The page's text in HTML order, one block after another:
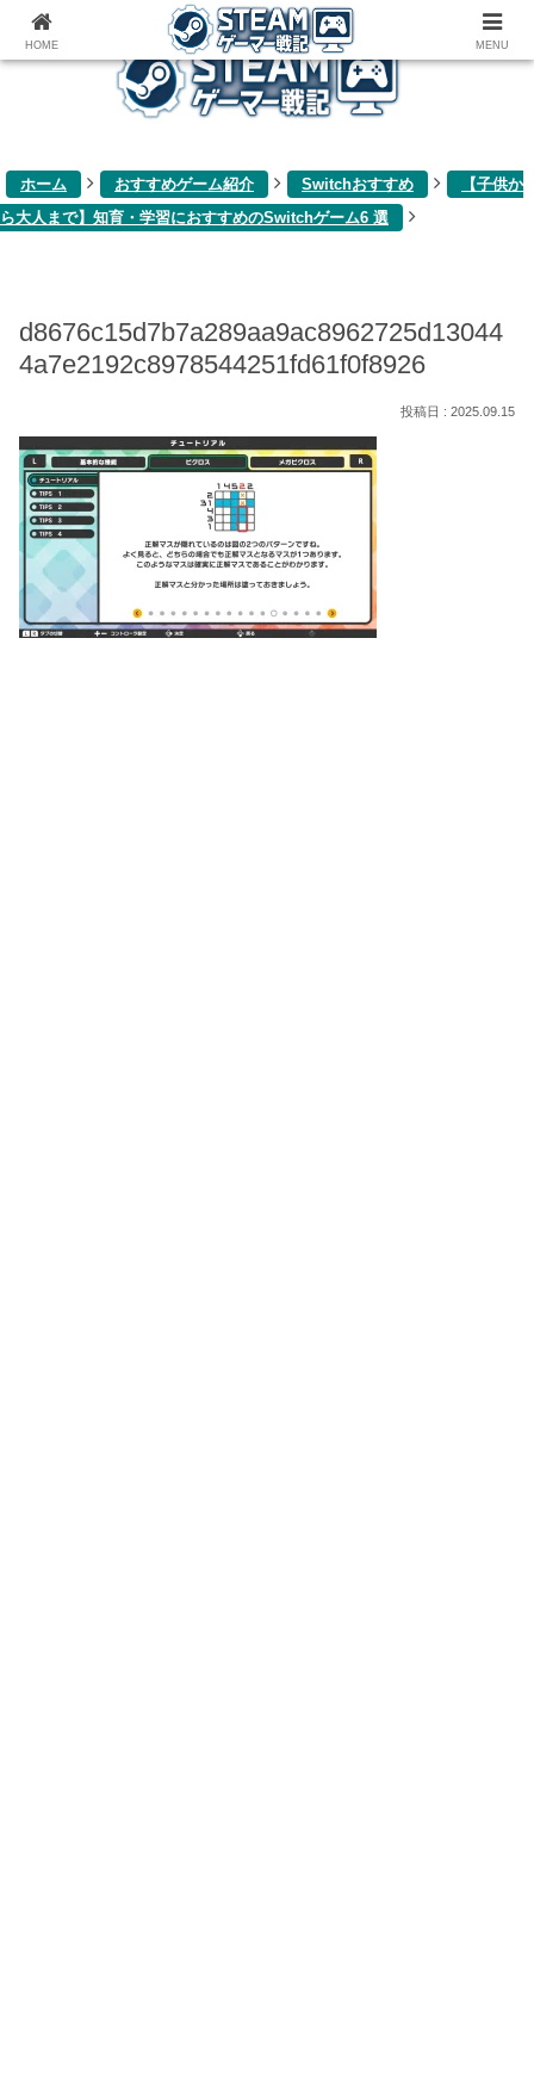
ゲーム関連雑記ブログ
ホーム おすすめゲーム紹介 Switchおすすめ
【子供か
ら大人まで】知育・学習におすすめのSwitchゲーム6 選
d8676c15d7b7a289aa9ac8962725d13044
4a7e2192c8978544251fd61f0f8926
2025.09.15
HOME MENU